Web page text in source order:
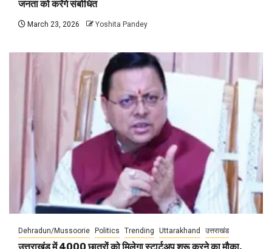
जनता को करेंगे संबोधित
March 23, 2026 Yoshita Pandey
Dehradun/Mussoorie Politics Trending Uttarakhand उत्तराखंड